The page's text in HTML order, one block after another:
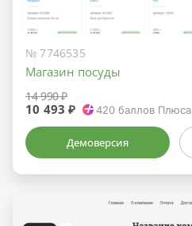
№ 7746535
Магазин посуды
14 990 ₽
10 493 ₽ 420баллов Плюса
Демоверсия